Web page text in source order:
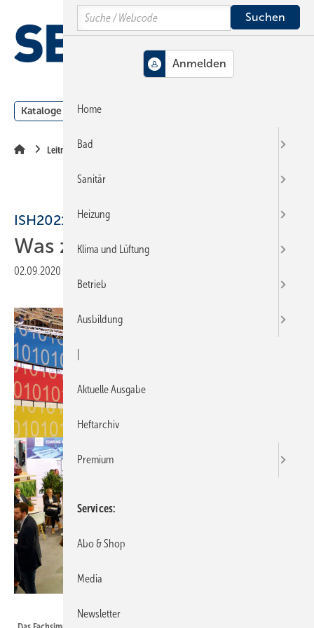
Hauptinhalt
Hauptmenü
SiteSearch
Kataloge Meldungen
Leitmesse ISH
ISH2021: Wir sind da!
Was zur ISH wichtig wird
02.09.2020
Search
Home
Bad
Sanitär
Heizung
Klima und Lüftung
Betrieb
Ausbildung
Aktuelle Ausgabe
Heftarchiv
Premium
Services
Abo & Shop
Media
Newsletter